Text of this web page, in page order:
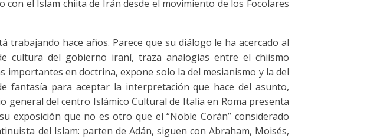
el Islam chiita de Irán desde el movimiento de los Focolares
trabajando hace años. Parece que su diálogo le ha acercado al
cultura del gobierno iraní, traza analogías entre el chiismo
importantes en doctrina, expone solo la del mesianismo y la del
fantasía para aceptar la interpretación que hace del asunto,
general del centro Islámico Cultural de Italia en Roma presenta
exposición que no es otro que el “Noble Corán” considerado
del Islam: parten de Adán, siguen con Abraham, Moisés,